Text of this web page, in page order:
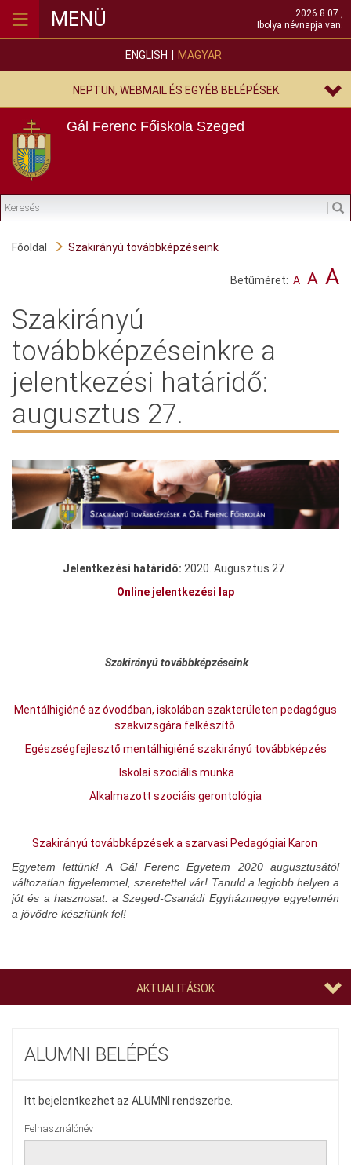
ENGLISH MAGYAR
NEPTUN, WEBMAIL ÉS EGYÉB BELÉPÉSEK
Gál Ferenc Főiskola Szeged
≡ MENÜ
2026.8.07.,
Ibolya névnapja van.
Főoldal Szakirányú továbbképzéseink
Betűméret: A A A
Szakirányú
továbbképzéseinkre a
jelentkezési határidő:
augusztus 27.
Jelentkezési határidő: 2020. Augusztus 27.
Online jelentkezési lap
Szakirányú továbbképzéseink
Mentálhigiéné az óvodában, iskolában szakterületen pedagógus
szakvizsgára felkészítő
Egészségfejlesztő mentálhigiéné szakirányú továbbképzés
Iskolai szociális munka
Alkalmazott szociáis gerontológia
Szakirányú továbbképzések a szarvasi Pedagógiai Karon
Egyetem lettünk! A Gál Ferenc Egyetem 2020augusztusától
változatlan figyelemmel, szeretettel vár! Tanuld a legjobb helyen a
jót és a hasznosat: a Szeged-Csanádi Egyházmegye egyetemén
a jövődre készítünk fel!
AKTUALITÁSOK
ALUMNI BELÉPÉS
Itt bejelentkezhet az ALUMNI rendszerbe.
Felhasználónév